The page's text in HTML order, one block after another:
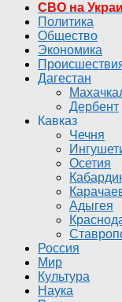
СВО на
Политика
Общество
Экономика
Дагестан
Дербент
Кавказ
Чечня
Осетия
Адыгея
Россия
Мир
Культура
Наука